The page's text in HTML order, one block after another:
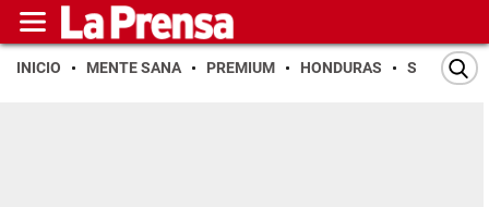
INICIO MENTE SANA PREMIUM HONDURAS SAN PEDRO